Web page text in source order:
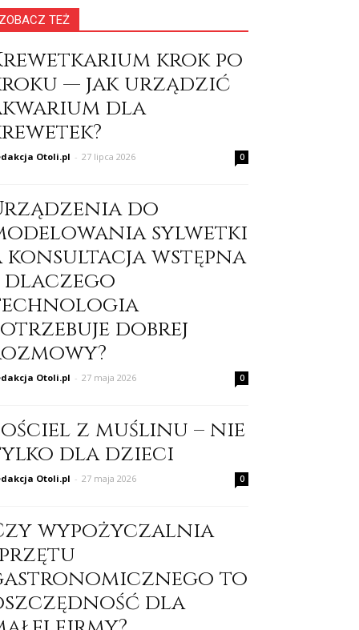
TEŻ
krok po
— jak urządzić
dla
Otoli.pl - 27 lipca 2026 0
do
sylwetki
konsultacja wstępna
dlaczego
dobrej
Otoli.pl - 27 maja 2026 0
z muślinu – nie
dla dzieci
Otoli.pl - 27 maja 2026 0
wypożyczalnia
to
dla